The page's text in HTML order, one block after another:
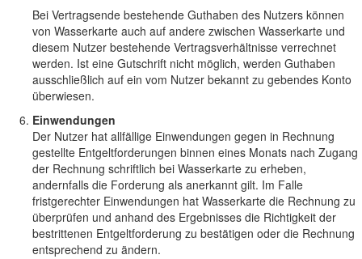
Bei Vertragsende bestehende Guthaben des Nutzers können
von Wasserkarte auch auf andere zwischen Wasserkarte und
diesem Nutzer bestehende Vertragsverhältnisse verrechnet
werden. Ist eine Gutschrift nicht möglich, werden Guthaben
ausschließlich auf ein vom Nutzer bekannt zu gebendes Konto
überwiesen.
Einwendungen
Der Nutzer hat allfällige Einwendungen gegen in Rechnung
gestellte Entgeltforderungen binnen eines Monats nach Zugang
der Rechnung schriftlich bei Wasserkarte zu erheben,
andernfalls die Forderung als anerkannt gilt. Im Falle
fristgerechter Einwendungen hat Wasserkarte die Rechnung zu
überprüfen und anhand des Ergebnisses die Richtigkeit der
bestrittenen Entgeltforderung zu bestätigen oder die Rechnung
entsprechend zu ändern.